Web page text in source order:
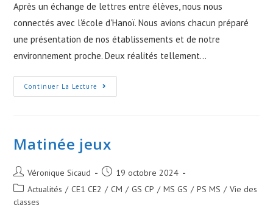
Après un échange de lettres entre élèves, nous nous
connectés avec l'école d'Hanoï. Nous avions chacun préparé
une présentation de nos établissements et de notre
environnement proche. Deux réalités tellement…
Continuer La Lecture Correspondance
Avec
Matinée jeux
Post
author:
Véronique Sicaud
Post
published:
19 octobre 2024
Post
category:
Actualités / CE1 CE2 / CM / GS CP / MS GS / PS MS / Vie des
classes